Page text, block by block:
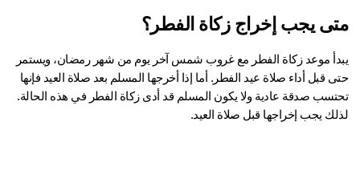
يجب إخراج زكاة الفطر؟
يبدأ موعد زكاة الفطر مع غروب شمس آخر يوم من شهر رمضان، ويستمر
حتى قبل أداء صلاة عيد الفطر. أما إذا أخرجها المسلم بعد صلاة العيد فإنها
تحتسب صدقة عادية ولا يكون المسلم قد أدى زكاة الفطر في هذه الحالة.
يجب إخراجها قبل صلاة العيد.